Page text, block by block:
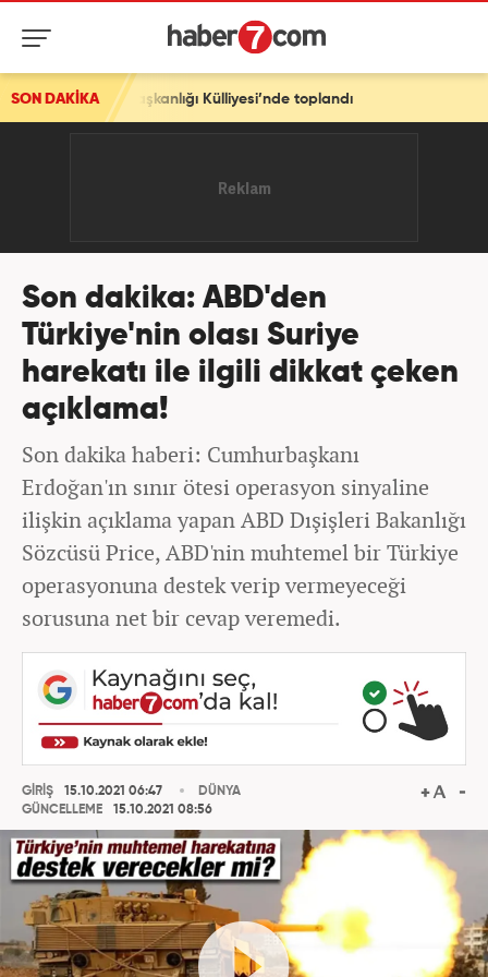
SON DAKİKA
Külliyesi’nde toplandı
Son dakika: ABD'den
Türkiye'nin olası Suriye
harekatı ile ilgili dikkat çeken
açıklama!
Son dakika haberi: Cumhurbaşkanı
Erdoğan'ın sınır ötesi operasyon sinyaline
ilişkin açıklama yapan ABD Dışişleri Bakanlığı
Sözcüsü Price, ABD'nin muhtemel bir Türkiye
operasyonuna destek verip vermeyeceği
sorusuna net bir cevap veremedi.
GİRİŞ
15.10.2021 06:47
GÜNCELLEME
15.10.2021 08:56
DÜNYA